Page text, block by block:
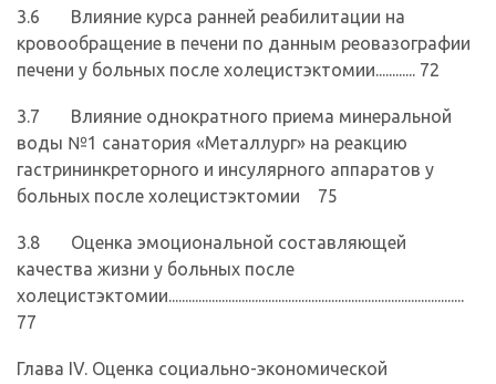
3.6 Влияние курса ранней реабилитации на
кровообращение в печени по данным реовазографии
печени у больных после холецистэктомии............ 72
3.7 Влияние однократного приема минеральной
воды №1 санатория «Металлург» на реакцию
гастрининкреторного и инсулярного аппаратов у
больных после холецистэктомии 75
3.8 Оценка эмоциональной составляющей
качества жизни у больных после
холецистэктомии.........................................................................................
77
Глава IV. Оценка социально-экономической